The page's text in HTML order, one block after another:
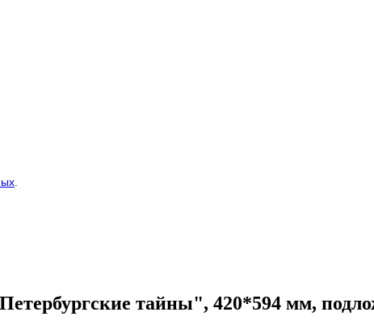
тайны", 420*594 мм,